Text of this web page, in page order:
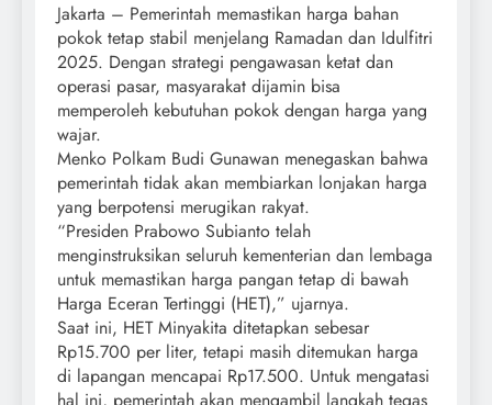
Jakarta – Pemerintah memastikan harga bahan
pokok tetap stabil menjelang Ramadan dan Idulfitri
2025. Dengan strategi pengawasan ketat dan
operasi pasar, masyarakat dijamin bisa
memperoleh kebutuhan pokok dengan harga yang
wajar.
Menko Polkam Budi Gunawan menegaskan bahwa
pemerintah tidak akan membiarkan lonjakan harga
yang berpotensi merugikan rakyat.
“Presiden Prabowo Subianto telah
menginstruksikan seluruh kementerian dan lembaga
untuk memastikan harga pangan tetap di bawah
Harga Eceran Tertinggi (HET),” ujarnya.
Saat ini, HET Minyakita ditetapkan sebesar
Rp15.700 per liter, tetapi masih ditemukan harga
di lapangan mencapai Rp17.500. Untuk mengatasi